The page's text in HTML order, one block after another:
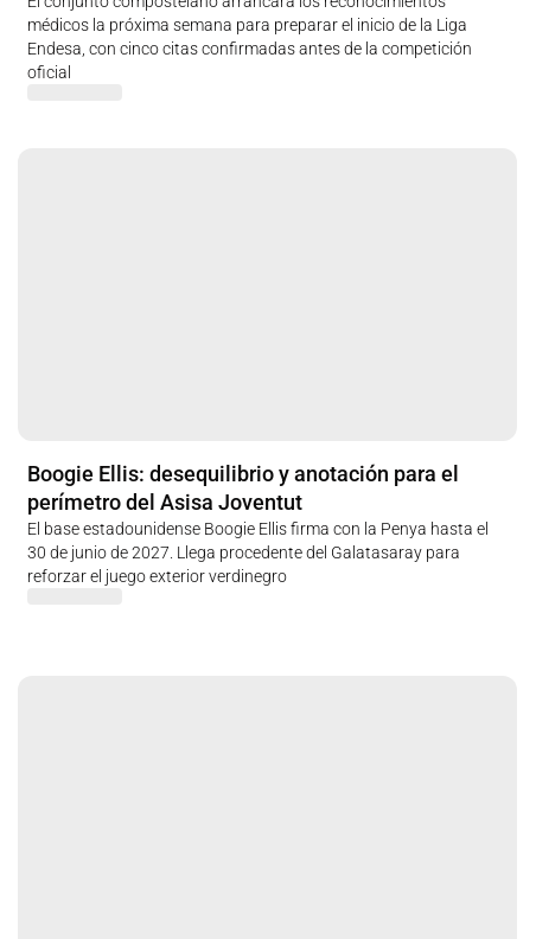
médicos la próxima semana para preparar el inicio de la Liga
Endesa, con cinco citas confirmadas antes de la competición
oficial
Boogie Ellis: desequilibrio y anotación para el
perímetro del Asisa Joventut
El base estadounidense Boogie Ellis firma con la Penya hasta el
30 de junio de 2027. Llega procedente del Galatasaray para
reforzar el juego exterior verdinegro